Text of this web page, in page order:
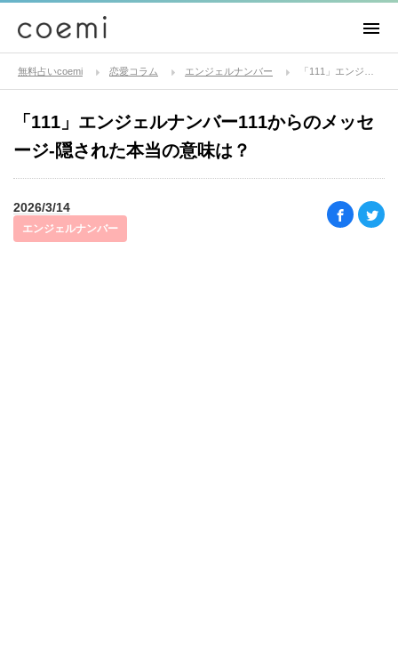
無料占いcoemi 恋愛コラム エンジェルナンバー
「111」エンジェルナンバー111からのメッセ
ージ-隠された本当の意味は？
2026/3/14
エンジェルナンバー